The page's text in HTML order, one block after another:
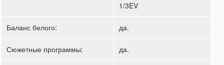
1/3EV
Баланс белого: да.
Сюжетные программы: да.